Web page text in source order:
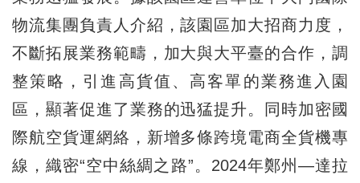
物流集團負責人介紹，該園區加大招商力度，
不斷拓展業務範疇，加大與大平臺的合作，調
整策略，引進高貨值、高客單的業務進入園
區，顯著促進了業務的迅猛提升。同時加密國
際航空貨運網絡，新增多條跨境電商全貨機專
線，織密“空中絲綢之路”。2024年鄭州—達拉